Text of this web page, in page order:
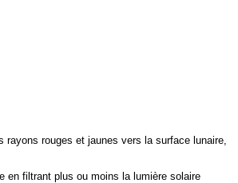
rayons rouges et jaunes vers la surface lunaire,
en filtrant plus ou moins la lumière solaire